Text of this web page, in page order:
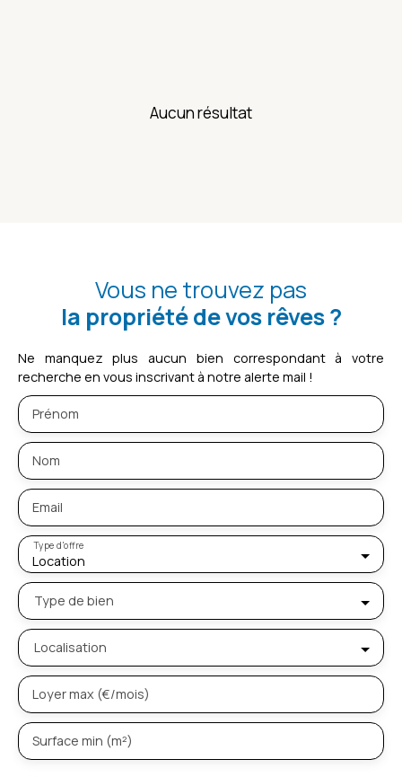
Aucun résultat
Vous ne trouvez pas
la propriété de vos rêves ?
Ne manquez plus aucun bien correspondant à votre
recherche en vous inscrivant à notre alerte mail !
Prénom
Nom
Email
Location
Type d'offre
Type de bien
Localisation
Loyer max (€/mois)
Surface min (m²)